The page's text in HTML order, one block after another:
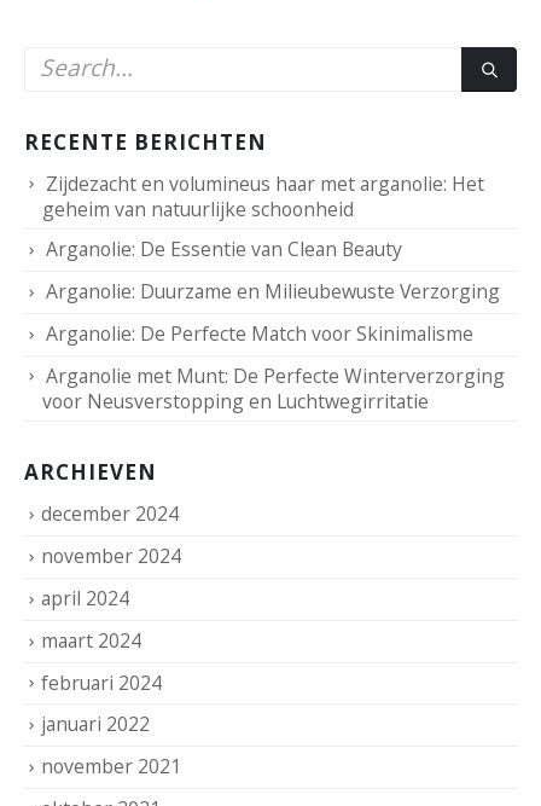
Zijdezacht en volumineus haar met arganolie: Het
geheim van natuurlijke schoonheid
Arganolie: De Essentie van Clean Beauty
Arganolie: Duurzame en Milieubewuste Verzorging
Arganolie: De Perfecte Match voor Skinimalisme
Arganolie met Munt: De Perfecte Winterverzorging
voor Neusverstopping en Luchtwegirritatie
december 2024
november 2024
april 2024
maart 2024
februari 2024
januari 2022
november 2021
oktober 2021